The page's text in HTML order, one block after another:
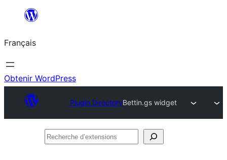
contenu
Français
Obtenir WordPress
Plugin DirectoryBettin.gs widget
Recherche